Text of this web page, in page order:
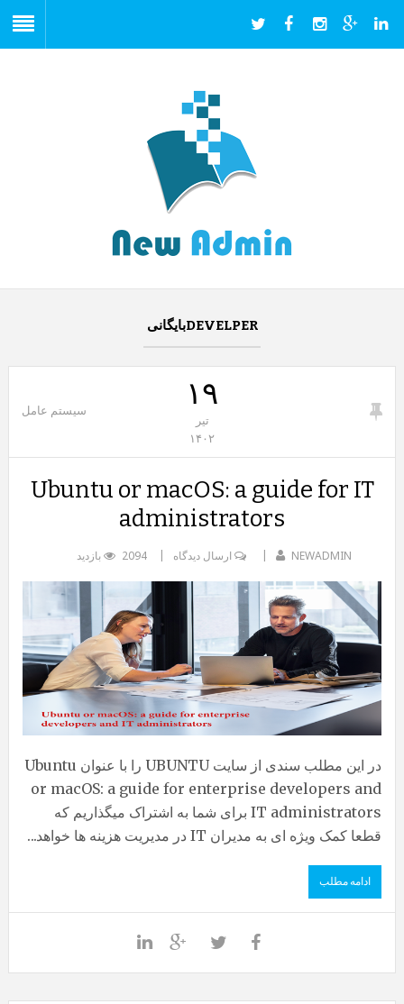
DEVELPERبایگانی
۱۹
تیر
۱۴۰۲
سیستم عامل
Ubuntu or macOS: a guide for IT
administrators
NEWADMIN ارسال دیدگاه 2094 بازدید
در این مطلب سندی از سایت UBUNTU را با عنوان Ubuntu
or macOS: a guide for enterprise developers and
IT administrators برای شما به اشتراک میگذاریم که
قطعا کمک ویژه ای به مدیران IT در مدیریت هزینه ها خواهد...
ادامه مطلب